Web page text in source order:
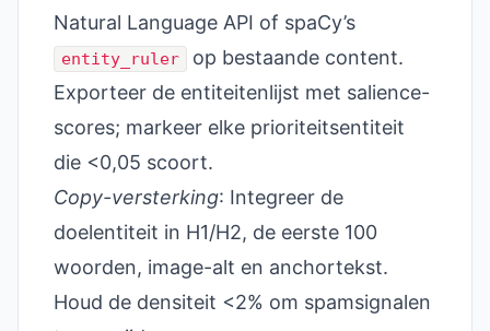
Natural Language API of spaCy’s
entity_ruler
op bestaande content.
Exporteer de entiteitenlijst met salience-
scores; markeer elke prioriteitsentiteit
die <0,05 scoort.
Copy-versterking: Integreer de
doelentiteit in H1/H2, de eerste 100
woorden, image-alt en anchortekst.
Houd de densiteit <2% om spam­signalen